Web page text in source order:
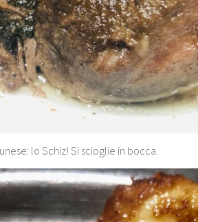
lo Schiz! Si scioglie in bocca.